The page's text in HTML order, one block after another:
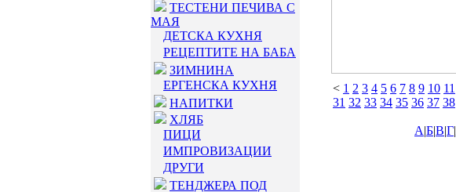
ТЕСТЕНИ ПЕЧИВА С
МАЯ
ДЕТСКА КУХНЯ
РЕЦЕПТИТЕ НА БАБА
ЗИМНИНА
ЕРГЕНСКА КУХНЯ
НАПИТКИ
ХЛЯБ
ПИЦИ
ИМПРОВИЗАЦИИ
ДРУГИ
ТЕНДЖЕРА ПОД
< 1 2 3 4 5 6 7 8 9 10 11
31 32 33 34 35 36 37 38
А|Б|В|Г|